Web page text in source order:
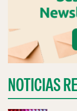
NOTICIAS